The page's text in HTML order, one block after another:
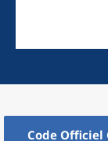
Code Officiel